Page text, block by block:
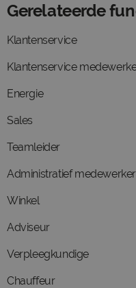
Gerelateerde
Klantenservice
Klantenservice
Energie
Sales
Teamleider
Administratief medewerker
Winkel
Adviseur
Verpleegkundige
Chauffeur